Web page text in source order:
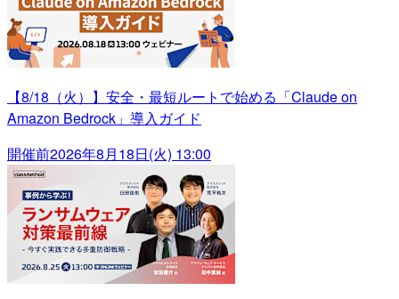
【8/18（火）】安全・最短ルートで始める「Claude on
Amazon Bedrock」導入ガイド
開催前2026年8月18日(火) 13:00